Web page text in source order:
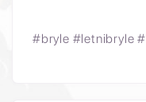
#bryle #letnibryle